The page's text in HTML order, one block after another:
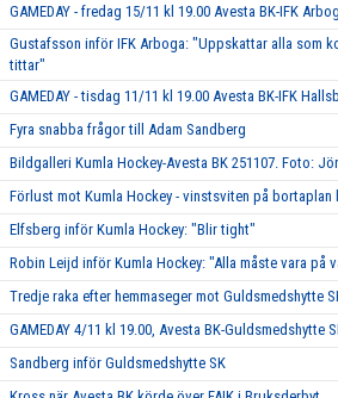
GAMEDAY - fredag 15/11 kl 19.00 Avesta BK-IFK
Gustafsson inför IFK Arboga: "Uppskattar alla som
tittar"
GAMEDAY - tisdag 11/11 kl 19.00 Avesta BK-IFK
Fyra snabba frågor till Adam Sandberg
Bildgalleri Kumla Hockey-Avesta BK 251107. Foto:
Förlust mot Kumla Hockey - vinstsviten på bortaplan
Elfsberg inför Kumla Hockey: "Blir tight"
Robin Leijd inför Kumla Hockey: "Alla måste vara på
Tredje raka efter hemmaseger mot Guldsmedshytte
GAMEDAY 4/11 kl 19.00, Avesta BK-Guldsmedshytte
Sandberg inför Guldsmedshytte SK